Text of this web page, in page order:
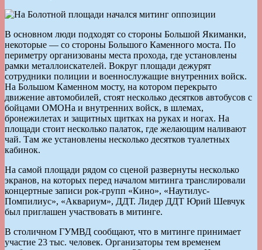
В основном люди подходят со стороны Большой Якиманки,
некоторые — со стороны Большого Каменного моста. По
периметру организованы места прохода, где установлены
рамки металлоискателей. Вокруг площади дежурят
сотрудники полиции и военнослужащие внутренних войск.
На Большом Каменном мосту, на котором перекрыто
движение автомобилей, стоят несколько десятков автобусов с
бойцами ОМОНа и внутренних войск, в шлемах,
бронежилетах и защитных щитках на руках и ногах. На
площади стоит несколько палаток, где желающим наливают
чай. Там же установлены несколько десятков туалетных
кабинок.
На самой площади рядом со сценой развернуты несколько
экранов, на которых перед началом митинга транслировали
концертные записи рок-групп «Кино», «Наутилус-
Помпилиус», «Аквариум», ДДТ. Лидер ДДТ Юрий Шевчук
был приглашен участвовать в митинге.
В столичном ГУМВД сообщают, что в митинге принимает
участие 23 тыс. человек. Организаторы тем временем